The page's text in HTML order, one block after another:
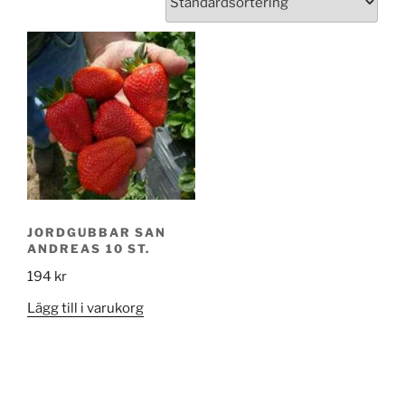
JORDGUBBAR SAN
ANDREAS 10 ST.
194 kr
Lägg till i varukorg